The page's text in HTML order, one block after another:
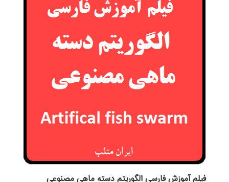
فیلم آموزش فارسی الگوریتم دسته ماهی مصنوعی